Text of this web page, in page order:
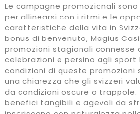
Le campagne promozionali
per allinearsi con i ritmi e le
caratteristiche della vita in
bonus di benvenuto, Magius
promozioni stagionali connesse
celebrazioni e persino agli sport
condizioni di queste promozioni
una chiarezza che gli svizzeri
da condizioni oscure o trappole.
benefici tangibili e agevoli da